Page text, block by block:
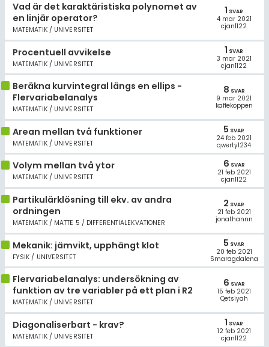
Vad är det karaktäristiska polynomet av
en linjär operator?
MATEMATIK / UNIVERSITET
1 SVAR
4 mar 2021
cjan1122
Procentuell avvikelse
MATEMATIK / UNIVERSITET
1 SVAR
3 mar 2021
cjan1122
Beräkna kurvintegral längs en ellips -
Flervariabelanalys
MATEMATIK / UNIVERSITET
8 SVAR
9 mar 2021
kaffekoppen
Arean mellan två funktioner
MATEMATIK / UNIVERSITET
5 SVAR
24 feb 2021
qwerty1234
Volym mellan två ytor
MATEMATIK / UNIVERSITET
6 SVAR
21 feb 2021
cjan1122
Partikulärklösning till ekv. av andra
ordningen
MATEMATIK / MATTE 5 / DIFFERENTIALEKVATIONER
2 SVAR
21 feb 2021
jonathannn
Mekanik: jämvikt, upphängt klot
FYSIK / UNIVERSITET
5 SVAR
20 feb 2021
Smaragdalena
Flervariabelanalys: undersökning av
funktion av tre variabler på ett plan i R2
MATEMATIK / UNIVERSITET
6 SVAR
15 feb 2021
Qetsiyah
Diagonaliserbart - krav?
MATEMATIK / UNIVERSITET
1 SVAR
12 feb 2021
cjan1122